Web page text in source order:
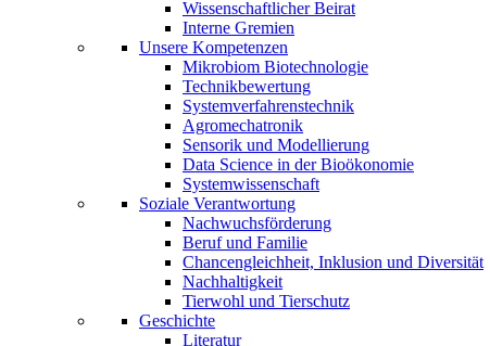
Wissenschaftlicher Beirat
Interne Gremien
Unsere Kompetenzen
Mikrobiom Biotechnologie
Technikbewertung
Systemverfahrenstechnik
Agromechatronik
Sensorik und Modellierung
Data Science in der Bioökonomie
Systemwissenschaft
Soziale Verantwortung
Nachwuchsförderung
Beruf und Familie
Chancengleichheit, Inklusion und Diversität
Nachhaltigkeit
Tierwohl und Tierschutz
Geschichte
Literatur